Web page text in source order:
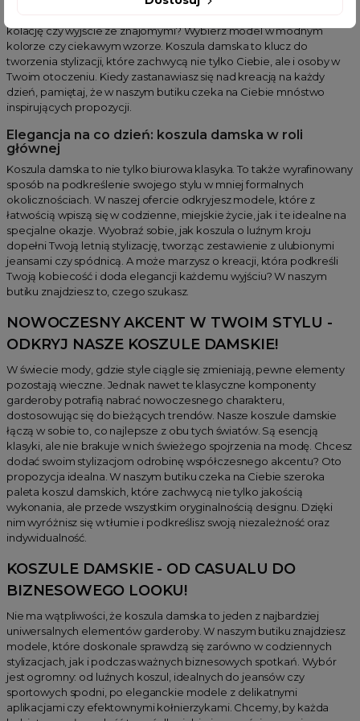
kolację czy wyjście ze znajomymi? Wybierz model w modnym
kolorze czy ciekawym wzorze. Koszula damska to klucz do
tworzenia stylizacji, które zachwycą nie tylko Ciebie, ale i osoby w
Twoim otoczeniu. Kiedy zastanawiasz się nad kreacją na każdy
dzień, pamiętaj, że w naszym butiku czeka na Ciebie mnóstwo
inspirujących propozycji.
Elegancja na co dzień: koszula damska w roli
głównej
Koszula damska to nie tylko biurowa klasyka. To także wyrafinowany
sposób na podkreślenie swojego stylu w mniej formalnych
okolicznościach. W naszej ofercie odkryjesz modele, które z
łatwością wpiszą się w codzienne, miejskie życie, jak i te idealne na
specjalne okazje. Wyobraź sobie, jak koszula o luźnym kroju
dopełni Twoją letnią stylizację, tworząc zestawienie z ulubionymi
jeansami czy spódnicą. A może marzysz o kreacji, która podkreśli
Twoją kobiecość i doda elegancji każdemu wyjściu? W naszym
butiku znajdziesz to, czego szukasz.
NOWOCZESNY AKCENT W TWOIM STYLU -
ODKRYJ NASZE KOSZULE DAMSKIE!
W świecie mody, gdzie style ciągle się zmieniają, pewne elementy
pozostają wieczne. Jednak nawet te klasyczne komponenty
garderoby potrafią nabrać nowoczesnego charakteru,
dostosowując się do bieżących trendów. Nasze koszule damskie
łączą w sobie to, co najlepsze z obu tych światów. Są esencją
klasyki, ale nie brakuje w nich świeżego spojrzenia na modę. Chcesz
dodać swoim stylizacjom odrobinę współczesnego akcentu? Oto
propozycja idealna. W naszym butiku czeka na Ciebie szeroka
paleta koszul damskich, które zachwycą nie tylko jakością
wykonania, ale przede wszystkim oryginalnością designu. Dzięki
nim wyróżnisz się w tłumie i podkreślisz swoją niezależność oraz
indywidualność.
KOSZULE DAMSKIE - OD CASUALU DO
BIZNESOWEGO LOOKU!
Nie ma wątpliwości, że koszula damska to jeden z najbardziej
uniwersalnych elementów garderoby. W naszym butiku znajdziesz
modele, które doskonale sprawdzą się zarówno w codziennych
stylizacjach, jak i podczas ważnych biznesowych spotkań. Wybór
jest ogromny: od luźnych koszul, idealnych do jeansów czy
sportowych spodni, po eleganckie modele z delikatnymi
aplikacjami czy efektownymi kołnierzykami. Chcemy, by każda